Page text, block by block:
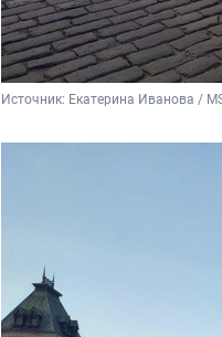
Источник: Екатерина Иванова /